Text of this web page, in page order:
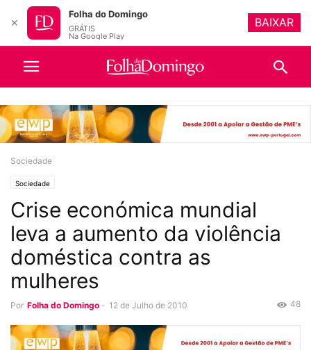
Sociedade
Sociedade
Crise económica mundial
leva a aumento da violência
doméstica contra as
mulheres
Por Folha do Domingo - 12 de Julho de 2010 48
✕
Folha do Domingo
GRÁTIS
Na Google Play
BAIXAR